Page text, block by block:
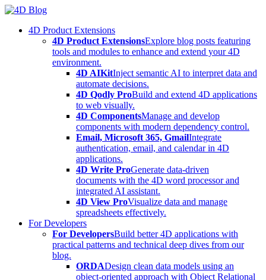
Skip
content4D Product Extensions
4D Product ExtensionsExplore blog posts featuring
tools and modules to enhance and extend your 4D
environment.
4D AIKitInject semantic AI to interpret data and
automate decisions.
4D Qodly ProBuild and extend 4D applications
to web visually.
4D ComponentsManage and develop
components with modern dependency control.
Email, Microsoft 365, GmailIntegrate
authentication, email, and calendar in 4D
applications.
4D Write ProGenerate data-driven
documents with the 4D word processor and
integrated AI assistant.
4D View ProVisualize data and manage
spreadsheets effectively.
For Developers
For DevelopersBuild better 4D applications with
practical patterns and technical deep dives from our
blog.
ORDADesign clean data models using an
object-oriented approach with Object Relational